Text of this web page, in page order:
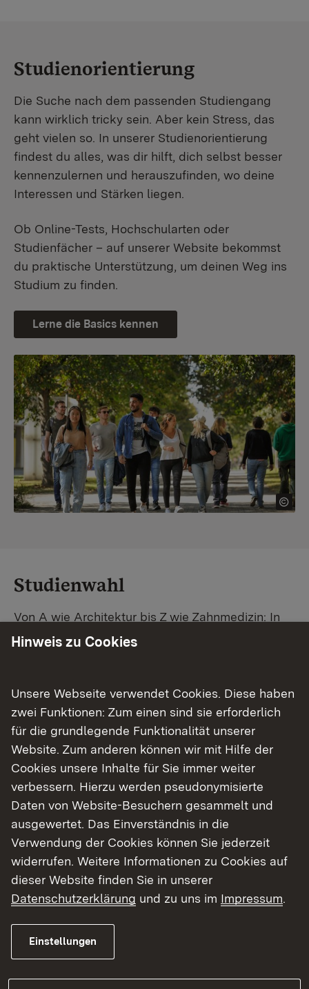
Studienorientierung
Die Suche nach dem passenden Studiengang
kann wirklich tricky sein. Aber kein Stress, das
geht vielen so. In unserer Studienorientierung
findest du alles, was dir hilft, dich selbst besser
kennenzulernen und herauszufinden, wo deine
Interessen und Stärken liegen.
Ob Online-Tests, Hochschularten oder
Studienfächer – auf unserer Website bekommst
du praktische Unterstützung, um deinen Weg ins
Studium zu finden.
Lerne die Basics kennen
Studienwahl
Von A wie Architektur bis Z wie Zahnmedizin: In
Baden-Württemberg warten unzählige
Studiengangsuche schnell den passenden
Studienplatz. Außerdem gibt's eine Schritt-für-
Schritt-Anleitung zu deinem Traum-Studium.
Finde dein Studium in Baden-Württemberg
Hinweis zu Cookies
Unsere Webseite verwendet Cookies. Diese haben
zwei Funktionen: Zum einen sind sie erforderlich
für die grundlegende Funktionalität unserer
Website. Zum anderen können wir mit Hilfe der
Cookies unsere Inhalte für Sie immer weiter
verbessern. Hierzu werden pseudonymisierte
Daten von Website-Besuchern gesammelt und
ausgewertet. Das Einverständnis in die
Verwendung der Cookies können Sie jederzeit
widerrufen. Weitere Informationen zu Cookies auf
dieser Website finden Sie in unserer
Datenschutzerklärung und zu uns im Impressum.
Einstellungen